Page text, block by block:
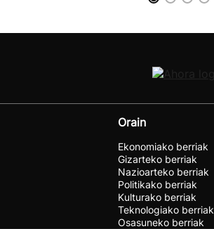
Orain
Ekonomiako berriak
Gizarteko berriak
Nazioarteko berriak
Politikako berriak
Kulturako berriak
Teknologiako berriak
Osasuneko berriak